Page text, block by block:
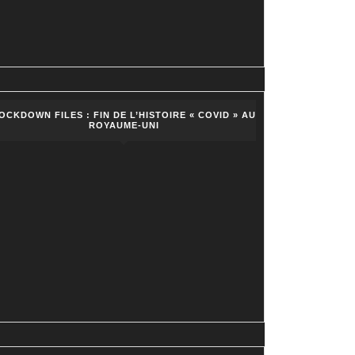
FILES : FIN DE L’HISTOIRE « COVID » AU
ROYAUME-UNI